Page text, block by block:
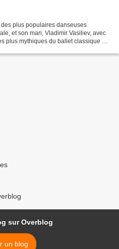
plus populaires danseuses
et son mari, Vladimir Vasiliev, avec
plus mythiques du ballet classique »,
sur Overblog
un blog